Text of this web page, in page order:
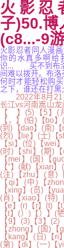
火影忍
子)50.博
(c8...-9
火影忍者同人漫
你的水真多啊给
识... 买不到布洛
间难以拨开。布洛
何时才能轻松购
之下，谁还在打黑
2022年8月
长江vs河南嵩山龙
【 】(5)【5】(
【，】(伯)【bo
(到)【dao】(南)
(烈)【lie】(士)【
【si】(位)【wei
(时)【shi】(期)
【mei】(国)【
【”】(献)【xian
(注)【zhu】(意)
【qi】(中)【
【xing】(员)【
(肖)【xiao】(特)
【e】(r)【r】(t)
【t】(）)【）】(
【9】(3)【3】
【zhong】(国)
【kang】(日)【ri
(第)【di】(一)【